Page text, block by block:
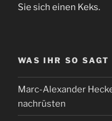
Sie sich einen Keks.
WAS IHR SO SAGT
Marc-Alexander
nachrüsten